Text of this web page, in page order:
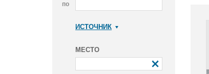
по
ИСТОЧНИК
МЕСТО